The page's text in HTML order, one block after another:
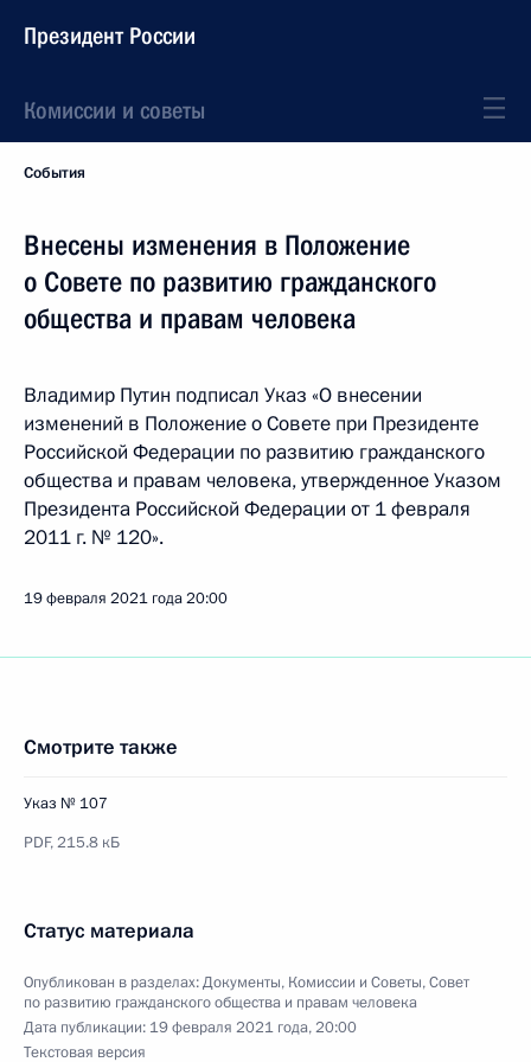
Президент России
Комиссии и советы
События
Внесены изменения в Положение
о Совете по развитию гражданского
общества и правам человека
Владимир Путин подписал Указ «О внесении
изменений в Положение о Совете при Президенте
Российской Федерации по развитию гражданского
общества и правам человека, утвержденное Указом
Президента Российской Федерации от 1 февраля
2011 г. № 120».
19 февраля 2021 года20:00
Смотрите также
Указ № 107
PDF,215.8 кБ
Статус материала
Опубликован в разделах:Документы, Комиссии и Советы,Совет
по развитию гражданского общества и правам человека
Дата публикации: 19 февраля 2021 года, 20:00
Текстовая версия